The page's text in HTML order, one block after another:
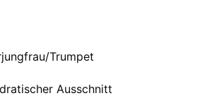
Trumpet
Ausschnitt